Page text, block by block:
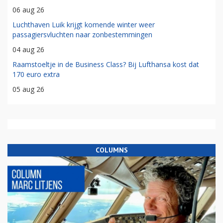
06 aug 26
Luchthaven Luik krijgt komende winter weer
passagiersvluchten naar zonbestemmingen
04 aug 26
Raamstoeltje in de Business Class? Bij Lufthansa kost dat
170 euro extra
05 aug 26
COLUMNS